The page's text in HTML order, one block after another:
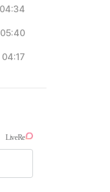
04:34
05:40
04:17